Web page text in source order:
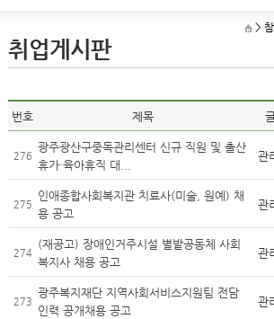
>
취업게시판
번호 제목
276
광주광산구중독관리센터 신규 직원 및 출산
휴가・육아휴직 대...
관
275
인애종합사회복지관 치료사(미술, 원예) 채
용 공고
관
274
(재공고) 장애인거주시설 별밭공동체 사회
복지사 채용 공고
관
273
광주복지재단 지역사회서비스지원팀 전담
인력 공개채용 공고
관